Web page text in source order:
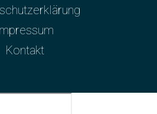
Kontakt